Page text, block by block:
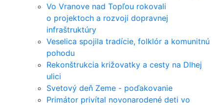
Vo Vranove nad Topľou rokovali
o projektoch a rozvoji dopravnej
infraštruktúry
Veselica spojila tradície, folklór a komunitnú
pohodu
Rekonštrukcia križovatky a cesty na Dlhej
ulici
Svetový deň Zeme - poďakovanie
Primátor privítal novonarodené deti vo